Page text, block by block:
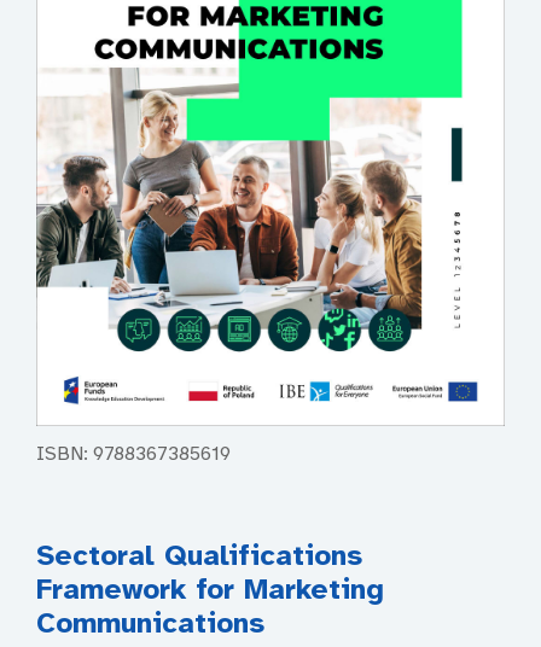
ISBN: 9788367385619
Sectoral Qualifications
Framework for Marketing
Communications